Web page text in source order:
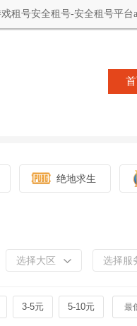
租号安全租号-安全租号平台
绝地求生
选择大区 选择服
3-5元 5-10元